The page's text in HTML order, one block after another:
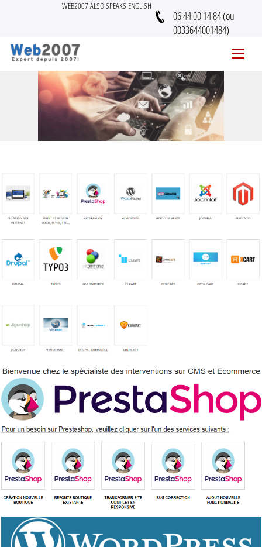
WEB2007 ALSO SPEAKS ENGLISH
06 44 00 14 84 (ou
0033644001484)